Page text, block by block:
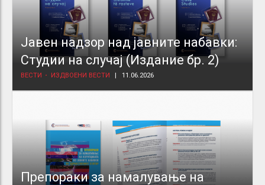
Јавен надзор над јавните набавки:
Студии на случај (Издание бр. 2)
ВЕСТИ ИЗДВОЕНИ ВЕСТИ 11.06.2026
Препораки за намалување на